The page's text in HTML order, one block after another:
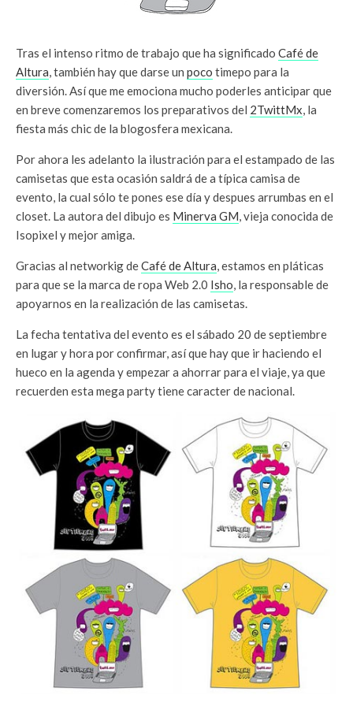
Tras el intenso ritmo de trabajo que ha significado Café de
Altura, también hay que darse un poco timepo para la
diversión. Así que me emociona mucho poderles anticipar que
en breve comenzaremos los preparativos del 2TwittMx, la
fiesta más chic de la blogosfera mexicana.
Por ahora les adelanto la ilustración para el estampado de las
camisetas que esta ocasión saldrá de a típica camisa de
evento, la cual sólo te pones ese día y despues arrumbas en el
closet. La autora del dibujo es Minerva GM, vieja conocida de
Isopixel y mejor amiga.
Gracias al networkig deCafé de Altura, estamos en pláticas
para que se la marca de ropa Web 2.0 Isho, la responsable de
apoyarnos en la realización de las camisetas.
La fecha tentativa del evento es el sábado 20 de septiembre
en lugar y hora por confirmar, así que hay que ir haciendo el
hueco en la agenda y empezar a ahorrar para el viaje, ya que
recuerden esta mega party tiene caracter de nacional.